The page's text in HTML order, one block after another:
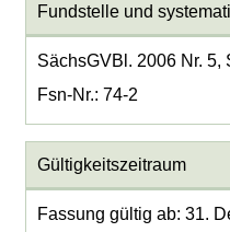
Fundstelle und
SächsGVBl. 2006 Nr. 5,
Fsn-Nr.: 74-2
Gültigkeitszeitraum
Fassung gültig ab: 31.